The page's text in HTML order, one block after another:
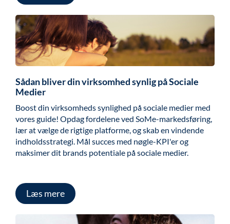
Sådan bliver din virksomhed synlig på Sociale
Medier
Boost din virksomheds synlighed på sociale medier med
vores guide! Opdag fordelene ved SoMe-markedsføring,
lær at vælge de rigtige platforme, og skab en vindende
indholdsstrategi. Mål succes med nøgle-KPI'er og
maksimer dit brands potentiale på sociale medier.
Læs mere